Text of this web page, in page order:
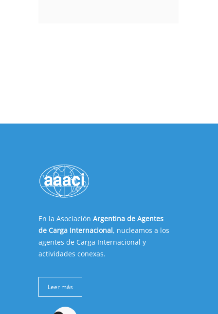
En la Asociación Argentina de Agentes
de Carga Internacional, nucleamos a los
agentes de Carga Internacional y
actividades conexas.
Leer más